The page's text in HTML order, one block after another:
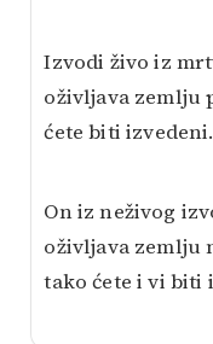
Izvodi živo iz
oživljava zemlju
ćete biti izvedeni.
On iz neživog
oživljava zemlju
tako ćete i vi biti